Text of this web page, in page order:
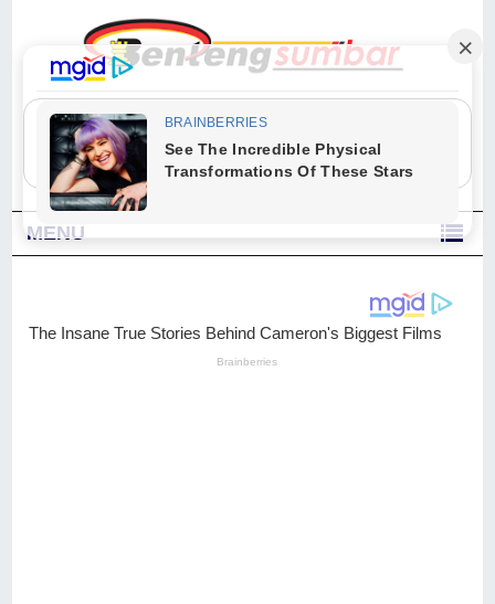
"Sesungguhnya Allah dan para malaikat-Nya berselawat untuk Nabi.
Wahai orang-orang yang beriman, berselawatlah kamu untuk Nabi dan
ucapkanlah salam dengan penuh penghormatan kepadanya." (Qs. Al
Ahzab Ayat 56)
MENU